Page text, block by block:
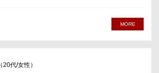
MORE
（20代/女性）